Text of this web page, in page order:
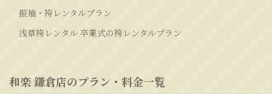
振袖・袴レンタルプラン
浅草袴レンタル 卒業式の袴レンタルプラン
和楽 鎌倉店のプラン・料金一覧